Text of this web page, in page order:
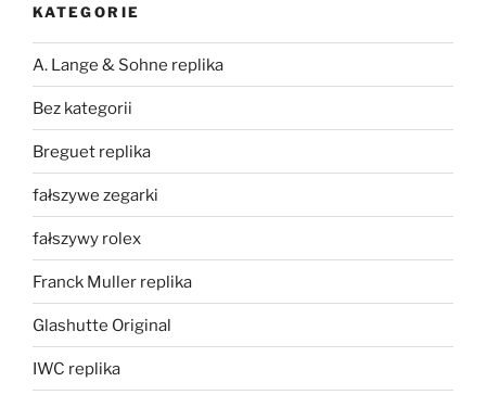
KATEGORIE
A. Lange & Sohne replika
Bez kategorii
Breguet replika
fałszywe zegarki
fałszywy rolex
Franck Muller replika
Glashutte Original
IWC replika